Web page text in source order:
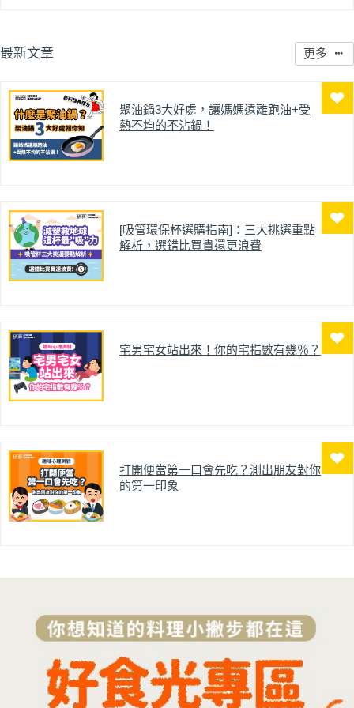
茄子口感細緻、入口即化，再淋上蒜末、辣椒調製
的微辣鹹香醬汁，搭配烏醋的微酸與香油的香氣，
最新文章 更多
聚油鍋3大好處，讓媽媽遠離跑油+受
熱不均的不沾鍋！
[吸管環保杯選購指南]：三大挑選重點
解析，選錯比買貴還更浪費
宅男宅女站出來！你的宅指數有幾％？
打開便當第一口會先吃？測出朋友對你
的第一印象